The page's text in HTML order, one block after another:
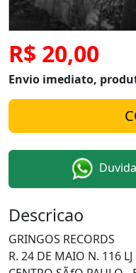
R$ 20,00
Envio imediato,
Descricao
GRINGOS RECORDS
R. 24 DE MAIO N. 116 LJ